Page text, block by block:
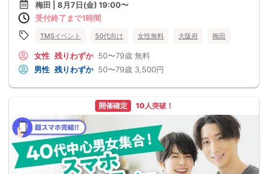
梅田 | 8月7日(金) 19:00〜
受付終了まで1時間
TMSイベント 50代向け 女性無料 大阪府 梅田
女性 残りわずか 50〜79歳 無料
男性 残りわずか 50〜79歳 3,500円
開催確定 10人突破！